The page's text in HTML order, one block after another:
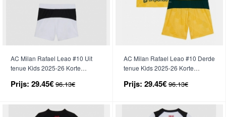
AC Milan Rafael Leao #10 Uit
tenue Kids 2025-26 Korte
Prijs: 29.45€ 96.13€
AC Milan Rafael Leao #10 Derde
tenue Kids 2025-26 Korte
Prijs: 29.45€ 96.13€